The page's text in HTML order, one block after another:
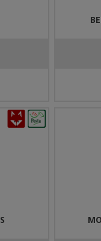
egy intenzív és
változatokban is
erejével hathatnak.
is figyeltünk,
is egy vonzó csali